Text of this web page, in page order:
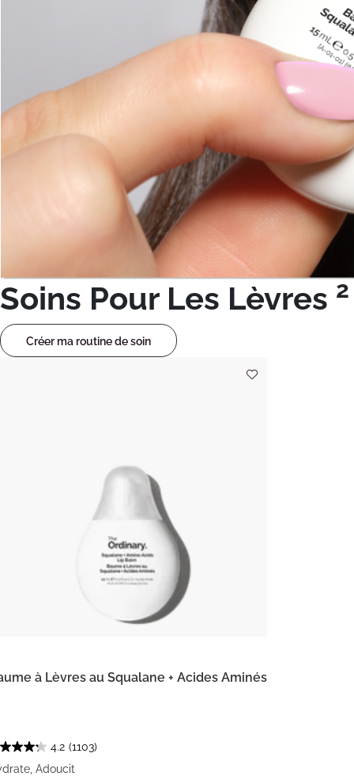
Soins Pour Les Lèvres 2
Créer ma routine de soin
à Lèvres au Squalane + Acides Aminés
4.2 (1103)
Adoucit